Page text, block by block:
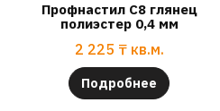
Профнастил С8 глянец
полиэстер 0,4 мм
2 225 ₸ кв.м.
Подробнее